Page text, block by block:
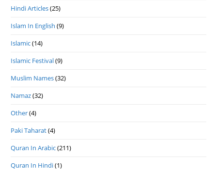
Hindi Articles(25)
Islam In English (9)
Islamic(14)
Islamic Festival(9)
Muslim Names(32)
Namaz(32)
Other(4)
Paki Taharat(4)
Quran In Arabic(211)
Quran In Hindi(1)